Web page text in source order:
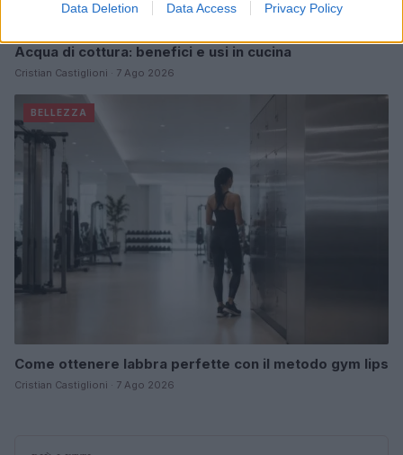
Data Deletion Data Access Privacy Policy
Acqua di cottura: benefici e usi in cucina
Cristian Castiglioni · 7 Ago 2026
BELLEZZA
Come ottenere labbra perfette con il metodo gym lips
Cristian Castiglioni · 7 Ago 2026